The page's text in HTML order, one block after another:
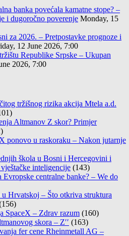
banka povećala kamatne stope? –
i dugoročno poverenje Monday, 15
za 2026. – Pretpostavke prognoze i
12 June 2026, 7:00
Republike Srpske – Ukupan
2026, 7:00
tržišnog rizika akcija Mtela a.d.
Altmanov Z skor? Primjer
ponovo u raskoraku – Nakon jutarnje
škola u Bosni i Hercegovini i
inteligencije (143)
centralne banke? – We do
Hrvatskoj – Što otkriva struktura
SpaceX – Zdrav razum (160)
skora – Z′′ (163)
fer cene Rheinmetall AG –